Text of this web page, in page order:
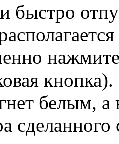
быстро
кнопка).
белым, а
сделанного